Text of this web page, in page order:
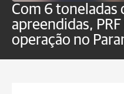
Com 6 toneladas
apreendidas,
operação no